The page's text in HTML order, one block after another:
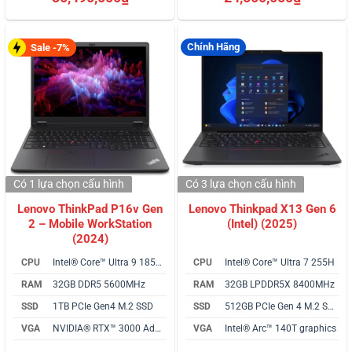
dựa trên
dựa trên
Sale -7%
Lenovo ThinkPad P16v Gen
2 – Mobile WorkStation
(2024)
CPU
Intel® Core™ Ultra 9 185H vPro
RAM
32GB DDR5 5600MHz
SSD
1TB PCIe Gen4 M.2 SSD
VGA
NVIDIA® RTX™ 3000 Ada 8GB
Có 1 lựa chọn cấu hình
Chính Hãng
Lenovo Thinkpad X13 Gen 6
(Intel) (2025)
CPU
Intel® Core™ Ultra 7 255H
RAM
32GB LPDDR5X 8400MHz
SSD
512GB PCIe Gen 4 M.2 SSD
VGA
Intel® Arc™ 140T graphics
Có 3 lựa chọn cấu hình